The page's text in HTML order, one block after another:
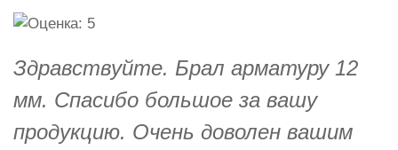
Здравствуйте. Брал арматуру 12
мм. Спасибо большое за вашу
продукцию. Очень доволен вашим